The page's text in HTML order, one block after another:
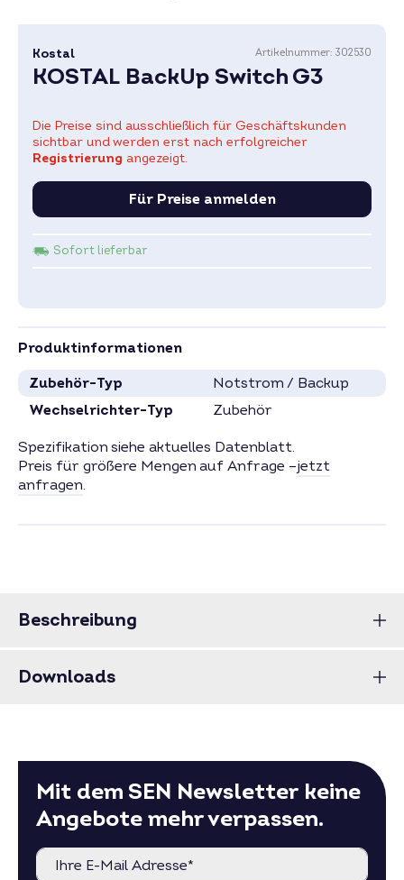
Kostal Artikelnummer: 302530
KOSTAL BackUp Switch G3
Die Preise sind ausschließlich für Geschäftskunden
sichtbar und werden erst nach erfolgreicher
Registrierung angezeigt.
Für Preise anmelden
Sofort lieferbar
Produktinformationen
Zubehör-Typ
Notstrom / Backup
Wechselrichter-Typ
Zubehör
Spezifikation siehe aktuelles Datenblatt.
Preis für größere Mengen auf Anfrage –jetzt
anfragen.
Beschreibung
Downloads
Mit dem SEN Newsletter keine
Angebote mehr verpassen.